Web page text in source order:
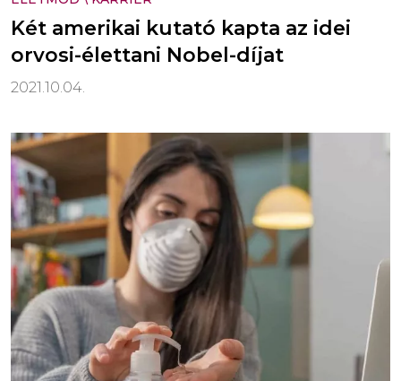
Két amerikai kutató kapta az idei
orvosi-élettani Nobel-díjat
2021.10.04.